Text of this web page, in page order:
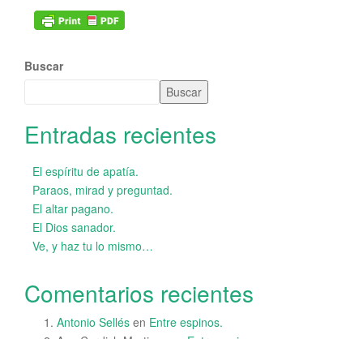
Buscar
Buscar
Entradas recientes
El espíritu de apatía.
Paraos, mirad y preguntad.
El altar pagano.
El Dios sanador.
Ve, y haz tu lo mismo…
Comentarios recientes
Antonio Sellés en Entre espinos.